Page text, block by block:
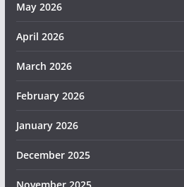
May 2026
April 2026
March 2026
February 2026
January 2026
December 2025